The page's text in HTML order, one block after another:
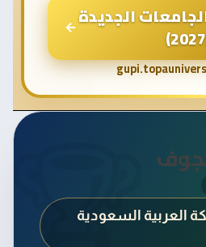
الجديدة
العربية السعودية